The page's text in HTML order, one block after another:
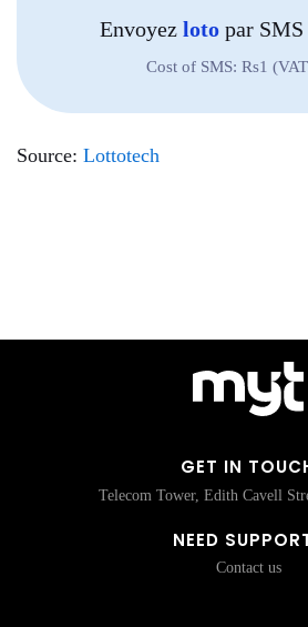
Envoyez lotopar SMS
Cost of SMS: Rs1
Source: Lottotech
GET IN
Telecom Tower, Edith Cavell
NEED
Contact us